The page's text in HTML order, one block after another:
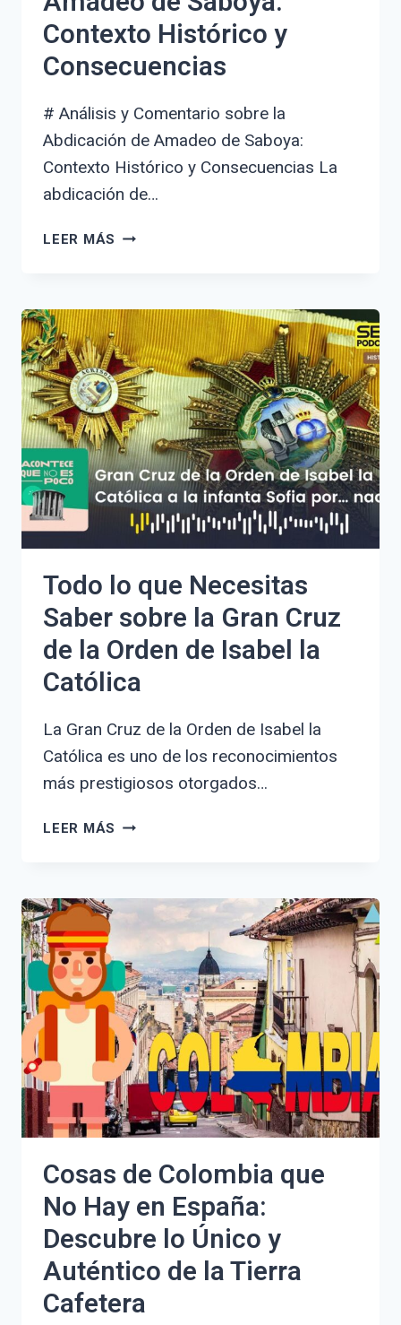
Contexto Histórico y
Consecuencias
# Análisis y Comentario sobre la
Abdicación de Amadeo de Saboya:
Contexto Histórico y Consecuencias La
abdicación de…
LEER MÁS ANÁLISIS
LA
ABDICACIÓN
DE
AMADEO
DE
SABOYA:
CONTEXTO
HISTÓRICO
Y
CONSECUENCIAS
Todo lo que Necesitas
Saber sobre la Gran Cruz
de la Orden de Isabel la
Católica
La Gran Cruz de la Orden de Isabel la
Católica es uno de los reconocimientos
más prestigiosos otorgados…
LEER MÁS TODO
SABER
SOBRE
GRAN
CRUZ
DE
LA
ORDEN
DE
ISABEL
LA
Cosas de Colombia que
No Hay en España:
Descubre lo Único y
Auténtico de la Tierra
Cafetera